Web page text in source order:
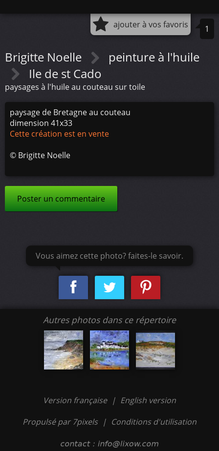
ajouter à vos favoris 1
Brigitte Noelle
peinture à l'huile
Ile de st Cado
paysages à l'huile au couteau sur toile
paysage de Bretagne au couteau
dimension 41x33
Cette création est en vente
© Brigitte Noelle
Poster un commentaire
Vous aimez cette photo? faites-le savoir.
Autres photos dans ce répertoire
Version française | English version
Propulsé par 7pixels | Conditions d'utilisation